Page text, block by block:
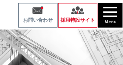
お問い合わせ 採用特設サイト